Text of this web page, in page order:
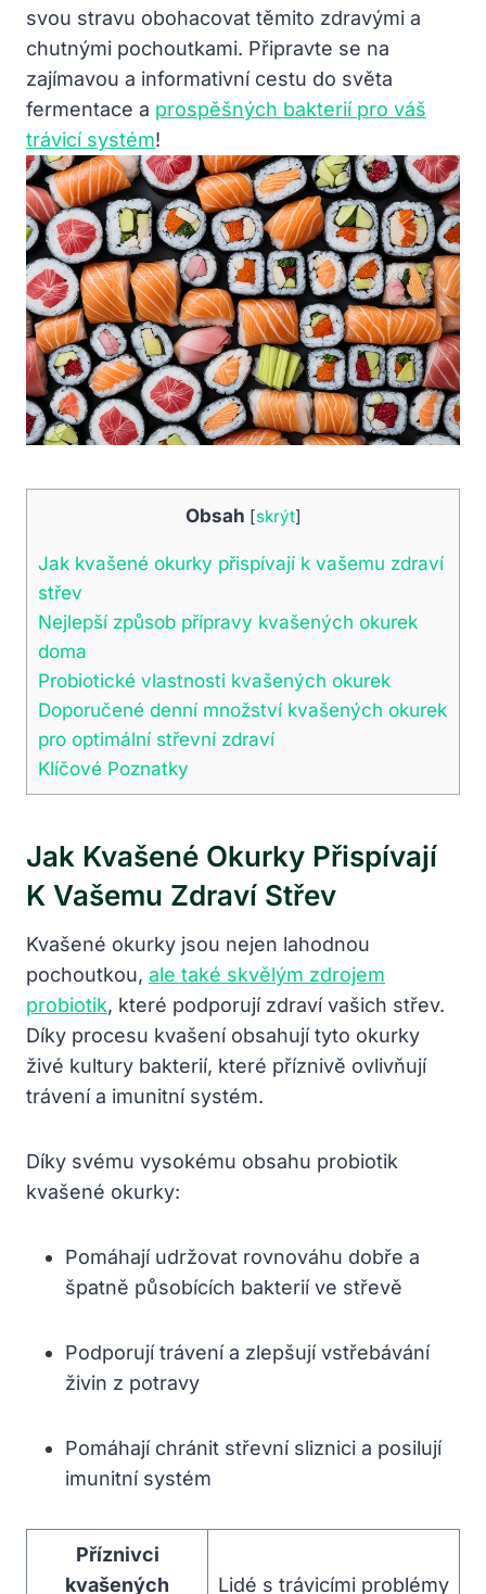
svou stravu obohacovat těmito zdravými a
chutnými pochoutkami. Připravte se na
zajímavou a informativní cestu do světa
fermentace a prospěšných bakterií pro váš
trávicí systém!
Obsah [skrýt]
Jak kvašené okurky přispívají k vašemu zdraví
střev
Nejlepší způsob přípravy kvašených okurek
doma
Probiotické vlastnosti kvašených okurek
Doporučené denní množství kvašených okurek
pro optimální střevní zdraví
Klíčové Poznatky
Jak Kvašené Okurky Přispívají
K Vašemu Zdraví Střev
Kvašené okurky jsou nejen lahodnou
pochoutkou, ale také skvělým zdrojem
probiotik, které podporují zdraví vašich střev.
Díky procesu kvašení obsahují tyto okurky
živé kultury bakterií, které příznivě ovlivňují
trávení a imunitní systém.
Díky svému vysokému obsahu probiotik
kvašené okurky:
Pomáhají udržovat rovnováhu dobře a
špatně působících bakterií ve střevě
Podporují trávení a zlepšují vstřebávání
živin z potravy
Pomáhají chránit střevní sliznici a posilují
imunitní systém
Příznivci
kvašených
Lidé s trávicími problémy